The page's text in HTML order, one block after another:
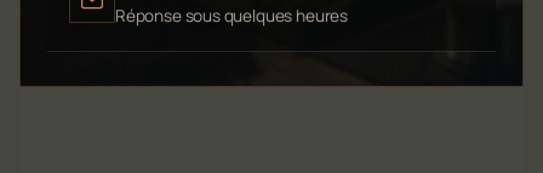
Réponse sous quelques heures